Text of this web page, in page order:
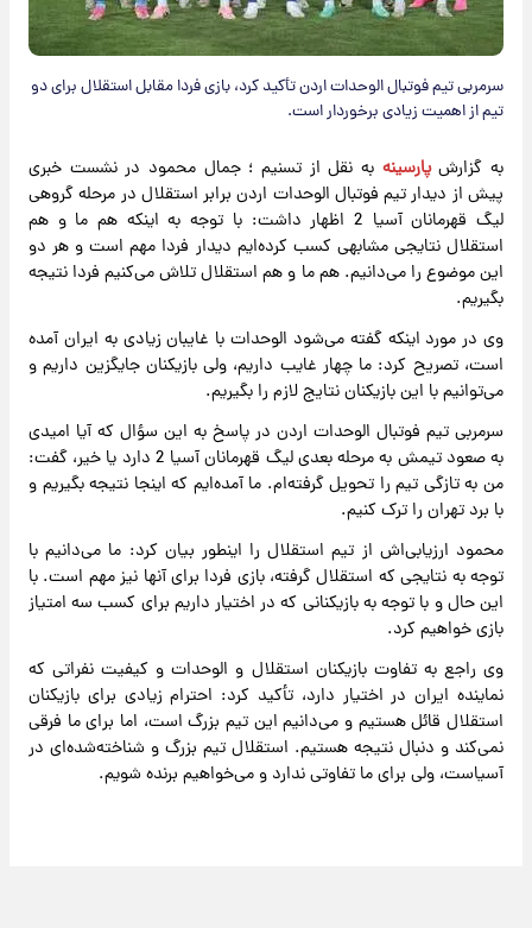
سرمربی تیم فوتبال الوحدات اردن تأکید کرد، بازی فردا مقابل استقلال برای دو
تیم از اهمیت زیادی برخوردار است.
به گزارشپارسینهبه نقل از تسنیم ؛ جمال محمود در نشست خبری
پیش از دیدار تیم فوتبال الوحدات اردن برابر استقلال در مرحله گروهی
لیگ قهرمانان آسیا 2 اظهار داشت: با توجه به اینکه هم ما و هم
استقلال نتایجی مشابهی کسب کرده‌ایم دیدار فردا مهم است و هر دو
این موضوع را می‌دانیم. هم ما و هم استقلال تلاش می‌کنیم فردا نتیجه
بگیریم.
وی در مورد اینکه گفته می‌شود الوحدات با غایبان زیادی به ایران آمده
است، تصریح کرد: ما چهار غایب داریم، ولی بازیکنان جایگزین داریم و
می‌توانیم با این بازیکنان نتایج لازم را بگیریم.
سرمربی تیم فوتبال الوحدات اردن در پاسخ به این سؤال که آیا امیدی
به صعود تیمش به مرحله بعدی لیگ قهرمانان آسیا 2 دارد یا خیر، گفت:
من به تازگی تیم را تحویل گرفته‌ام. ما آمده‌ایم که اینجا نتیجه بگیریم و
با برد تهران را ترک کنیم.
محمود ارزیابی‌اش از تیم استقلال را اینطور بیان کرد: ما می‌دانیم با
توجه به نتایجی که استقلال گرفته، بازی فردا برای آنها نیز مهم است. با
این حال و با توجه به بازیکنانی که در اختیار داریم برای کسب سه امتیاز
بازی خواهیم کرد.
وی راجع به تفاوت بازیکنان استقلال و الوحدات و کیفیت نفراتی که
نماینده ایران در اختیار دارد، تأکید کرد: احترام زیادی برای بازیکنان
استقلال قائل هستیم و می‌دانیم این تیم بزرگ است، اما برای ما فرقی
نمی‌کند و دنبال نتیجه هستیم. استقلال تیم بزرگ و شناخته‌شده‌ای در
آسیاست، ولی برای ما تفاوتی ندارد و می‌خواهیم برنده شویم.